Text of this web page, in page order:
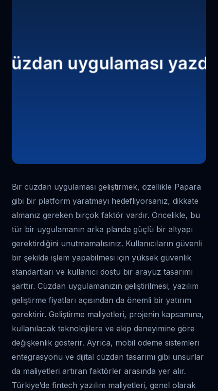
Bir cüzdan uygulaması geliştirmek, özellikle Papara
gibi bir platform yaratmayı hedefliyorsanız, dikkate
almanız gereken birçok faktör vardır. Öncelikle, bu
tür bir uygulamanın arka planda güçlü bir altyapı
gerektirdiğini unutmamalısınız. Kullanıcıların güvenli
bir şekilde işlem yapabilmesi için yüksek güvenlik
standartları ve kullanıcı dostu bir arayüz tasarımı
şarttır. Cüzdan uygulamanızın geliştirilmesi, yazılım
geliştirme fiyatları açısından da önemli bir yatırım
gerektirir. Geliştirme maliyetleri, projenin kapsamına,
kullanılacak teknolojilere ve ekip deneyimine göre
değişkenlik gösterir. Ayrıca, mobil ödeme sistemleri
entegrasyonu ve dijital cüzdan tasarımı gibi unsurlar
da maliyetleri artıran faktörler arasında yer alır.
Türkiye’de fintech yazılım maliyetleri, genel olarak